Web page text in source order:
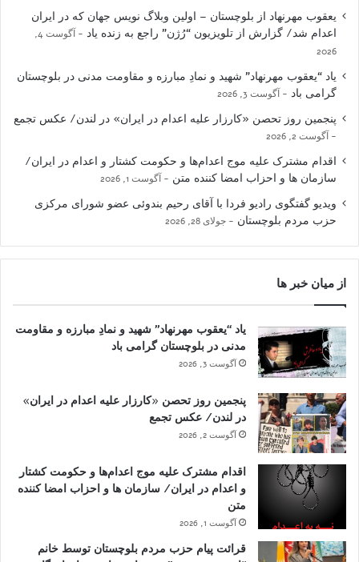
یعقوب مهرنهاد از بلوچستان – اولین وبلاگ نویس جهان که در ایران
اعدام شد/ گزارش از تلویزیون “رُژن” راجع به زنده یاد
آگوست 4,
2026
یاد “یعقوب مهرنهاد” شهید و نمادِ مبارزه و مقاومت مدنی در بلوچستان
گرامی باد
آگوست 3, 2026
پنجمین روز تحصن «کارزار علیه اعدام در ایران» در لندن/ عکس تجمع
آگوست 2, 2026
اقدام مشترک علیه موج اعدام‌ها و حکومت کشتار و اعدام در ایران/
سازمان ها و احزاب امضا کننده متن
آگوست 1, 2026
ویدیو گفتگوی رادیو فردا با آقای رحیم بندوئی عضو شورای مرکزی
حزب مردم بلوچستان
جولای 28, 2026
از میان خبر ها
یاد “یعقوب مهرنهاد” شهید و نمادِ مبارزه و مقاومت
مدنی در بلوچستان گرامی باد
آگوست 3, 2026
پنجمین روز تحصن «کارزار علیه اعدام در ایران»
در لندن/ عکس تجمع
آگوست 2, 2026
اقدام مشترک علیه موج اعدام‌ها و حکومت کشتار
و اعدام در ایران/ سازمان ها و احزاب امضا کننده
متن
آگوست 1, 2026
قرائت پیام حزب مردم بلوچستان توسط خانم